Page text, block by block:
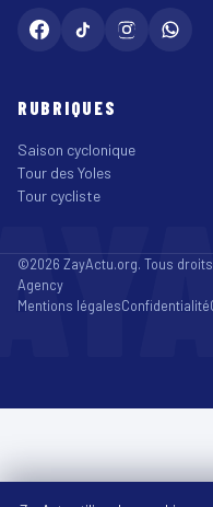
RUBRIQUES
Saison cyclonique
Tour des Yoles
Tour cycliste
©2026 ZayActu.org. Tous
Agency
Mentions légalesConfidentialité